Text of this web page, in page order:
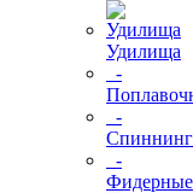
Удилища
-
-
-
Фидерные